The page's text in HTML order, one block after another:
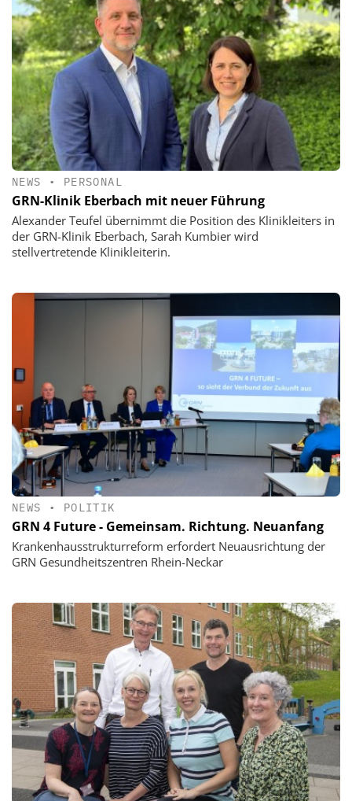
NEWS • PERSONAL
GRN-Klinik Eberbach mit neuer Führung
Alexander Teufel übernimmt die Position des Klinikleiters in
der GRN-Klinik Eberbach, Sarah Kumbier wird
stellvertretende Klinikleiterin.
NEWS • POLITIK
GRN 4 Future - Gemeinsam. Richtung. Neuanfang
Krankenhausstrukturreform erfordert Neuausrichtung der
GRN Gesundheitszentren Rhein-Neckar